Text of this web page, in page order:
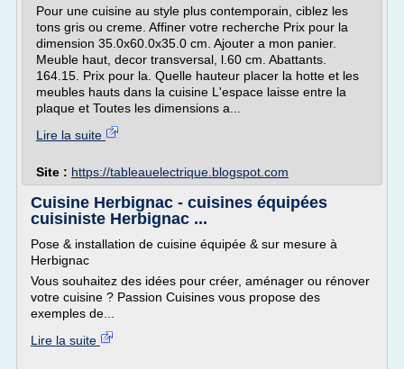
Pour une cuisine au style plus contemporain, ciblez les
tons gris ou creme. Affiner votre recherche Prix pour la
dimension 35.0x60.0x35.0 cm. Ajouter a mon panier.
Meuble haut, decor transversal, l.60 cm. Abattants.
164.15. Prix pour la. Quelle hauteur placer la hotte et les
meubles hauts dans la cuisine L'espace laisse entre la
plaque et Toutes les dimensions a...
Lire la suite
Site : https://tableauelectrique.blogspot.com
Cuisine Herbignac - cuisines équipées
cuisiniste Herbignac ...
Pose & installation de cuisine équipée & sur mesure à
Herbignac
Vous souhaitez des idées pour créer, aménager ou rénover
votre cuisine ? Passion Cuisines vous propose des
exemples de...
Lire la suite